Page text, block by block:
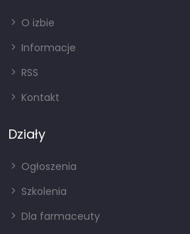
O izbie
Informacje
RSS
Kontakt
Działy
Ogłoszenia
Szkolenia
Dla farmaceuty